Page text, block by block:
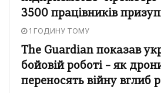
3500 працівників
1 ГОДИНУ ТОМУ
The Guardian показав
бойовій роботі – як
переносять війну вглиб